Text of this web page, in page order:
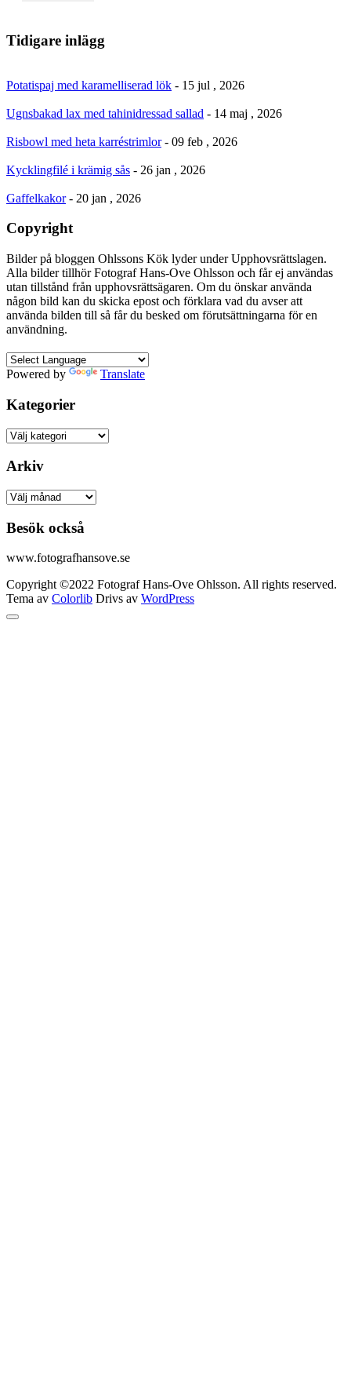
Tidigare inlägg
Potatispaj med karamelliserad lök - 15 jul , 2026
Ugnsbakad lax med tahinidressad sallad - 14 maj , 2026
Risbowl med heta karréstrimlor - 09 feb , 2026
Kycklingfilé i krämig sås - 26 jan , 2026
Gaffelkakor - 20 jan , 2026
Copyright
Bilder på bloggen Ohlssons Kök lyder under Upphovsrättslagen.
Alla bilder tillhör Fotograf Hans-Ove Ohlsson och får ej användas
utan tillstånd från upphovsrättsägaren. Om du önskar använda
någon bild kan du skicka epost och förklara vad du avser att
använda bilden till så får du besked om förutsättningarna för en
användning.
Powered by Translate
Kategorier
Kategorier
Arkiv
Arkiv
Besök också
www.fotografhansove.se
Copyright ©2022 Fotograf Hans-Ove Ohlsson. All rights reserved.
Tema av Colorlib Drivs av WordPress